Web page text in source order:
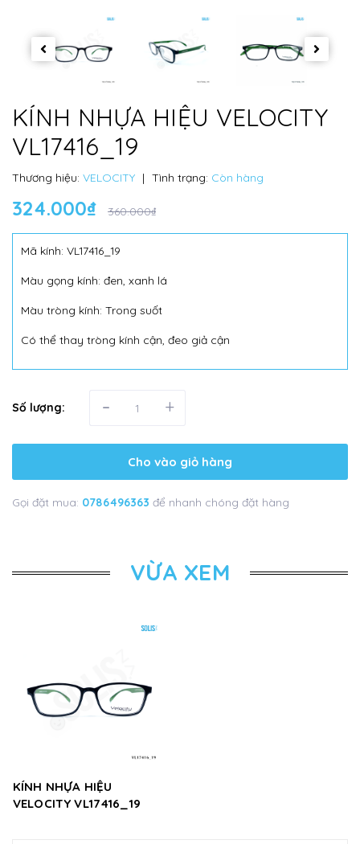
KÍNH NHỰA HIỆU VELOCITY
VL17416_19
Thương hiệu: VELOCITY | Tình trạng: Còn hàng
324.000₫ 360.000₫
Mã kính: VL17416_19
Màu gọng kính: đen, xanh lá
Màu tròng kính: Trong suốt
Có thể thay tròng kính cận, đeo giả cận
Số lượng: - +
Cho vào giỏ hàng
Gọi đặt mua: 0786496363 để nhanh chóng đặt hàng
VỪA XEM
KÍNH NHỰA HIỆU
VELOCITY VL17416_19